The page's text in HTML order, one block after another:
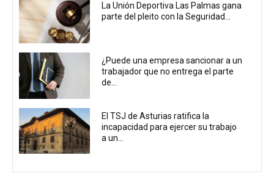
La Unión Deportiva Las Palmas gana
parte del pleito con la Seguridad...
¿Puede una empresa sancionar a un
trabajador que no entrega el parte
de...
El TSJ de Asturias ratifica la
incapacidad para ejercer su trabajo
a un...